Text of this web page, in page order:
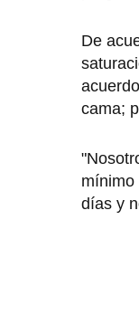
De
cama;
mínimo
días y